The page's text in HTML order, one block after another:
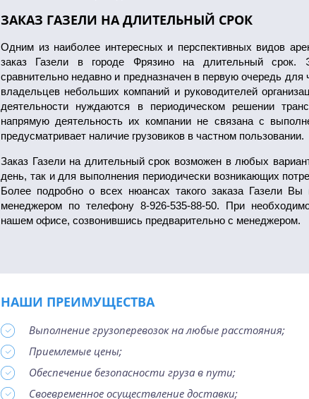
ЗАКАЗ ГАЗЕЛИ НА ДЛИТЕЛЬНЫЙ СРОК
Одним из наиболее интересных и перспективных видов
заказ Газели в городе Фрязино на длительный срок.
сравнительно недавно и предназначен в первую очередь для
владельцев небольших компаний и руководителей
деятельности нуждаются в периодическом решении
напрямую деятельность их компании не связана с
предусматривает наличие грузовиков в частном пользовании.
Заказ Газели на длительный срок возможен в любых
день, так и для выполнения периодически возникающих
Более подробно о всех нюансах такого заказа Газели
менеджером по телефону 8-926-535-88-50. При
нашем офисе, созвонившись предварительно с менеджером.
НАШИ ПРЕИМУЩЕСТВА
Выполнение грузоперевозок на любые расстояния;
Приемлемые цены;
Обеспечение безопасности груза в пути;
Своевременное осуществление доставки;